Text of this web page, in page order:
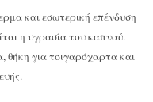
και εσωτερική επένδυση
η υγρασία του καπνού.
θήκη για τσιγαρόχαρτα και